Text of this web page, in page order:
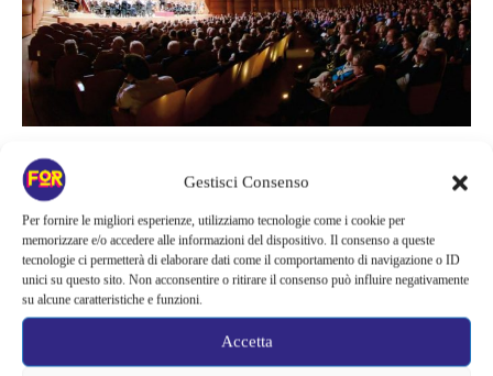
Gestisci Consenso
Per fornire le migliori esperienze, utilizziamo tecnologie come i cookie per
memorizzare e/o accedere alle informazioni del dispositivo. Il consenso a queste
tecnologie ci permetterà di elaborare dati come il comportamento di navigazione o ID
unici su questo sito. Non acconsentire o ritirare il consenso può influire negativamente
su alcune caratteristiche e funzioni.
Accetta
Musica
ABBONARSI AI CONCERTI DE
LAVERDI CONVIENE! PREZZI
SPECIALI PER I LETTORI DI
FORTEMENTEIN
Con buona pace di Giacomo Puccini, non è più solo Tosca a poter dire
"Vissi d'Arte". Sì, perché anno nuovo, vita nuova e forse anche con una